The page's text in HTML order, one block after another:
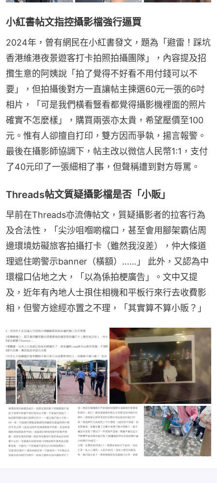
小紅書帖文指控攝影檔強行逼買
2024年，曾有網民在小紅書發文，題為「避雷！踩坑
香港維港夜景遊客打卡拍照拍攝團隊」，內容提及招
攬生意的阿姨說「拍了覺得不好看不用付錢可以不
要」，但拍攝後對方一直讓帖主揀選60元一張的6吋
相片，「可是我們橫看豎看都覺得攝影機裡面的照片
確實不怎麼樣」，購買兩張亦太貴，希望壓價至100
元。惟有人卻擅自打印，雙方因而爭執，揚言報警。
最後在攝影師協調下，帖主改以微信人民幣1:1，支付
了40元印了一張細相了事，但聲稱遭到對方辱罵。
Threads帖文質疑攝影檔是否「小販」
早前在Threads亦流傳帖文，質疑攝影者的拉客行為
及合法性，「尖沙咀嗰啲檔口，甚至會用腳架霸佔周
邊環境妨礙旅客拍攝打卡（雖然我沒差），仲大條道
理遮住啲警示banner（橫額）‥‥‥」 此外，又認為中
環檔口佔地之大，「以為係拍梗廣告」。文中又提
及，近年有內地人士孭住相機和平板行來行去收費影
相，但警方途經亦置之不理，「其實算不算小販？」